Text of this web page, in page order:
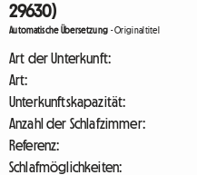
29630)
Automatische Übersetzung -Originaltitel
Art der Unterkunft:
Art:
Unterkunftskapazität:
Anzahl der Schlafzimmer:
Referenz:
Schlafmöglichkeiten: